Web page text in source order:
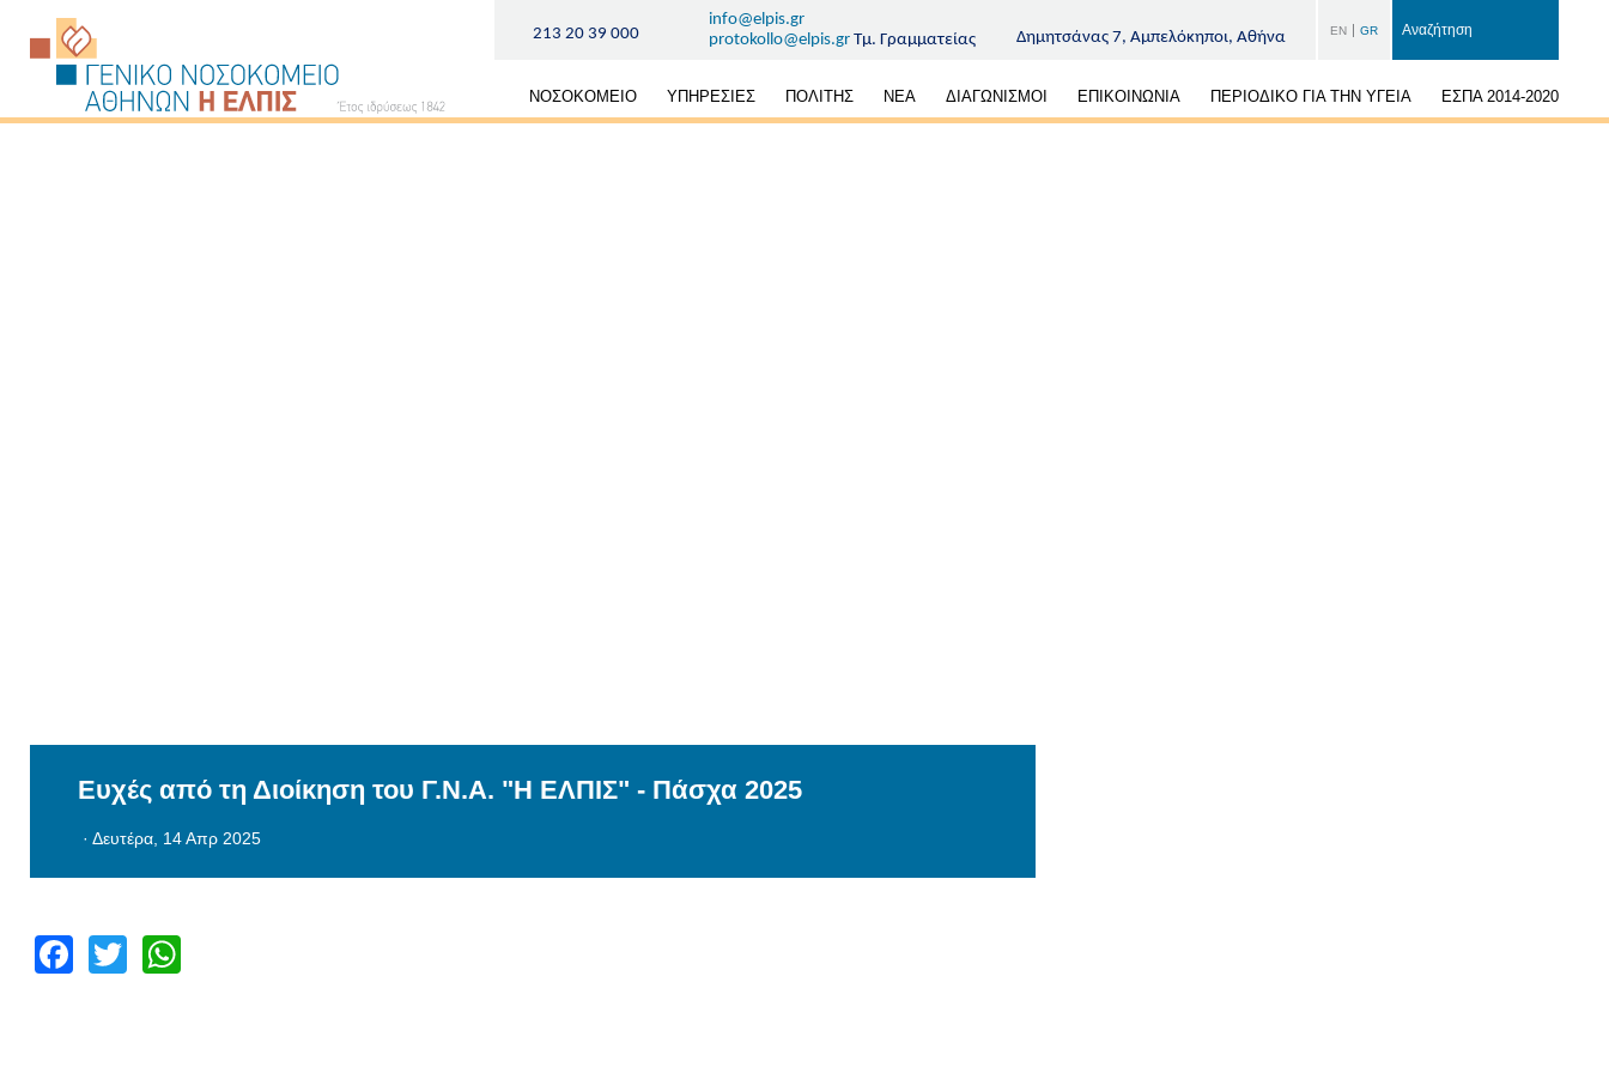
213 20 39 000
info@elpis.gr
protokollo@elpis.gr Τμ. Γραμματείας Δημητσάνας 7, Αμπελόκηποι, Αθήνα EN GR
Κεντρική
πλοήγηση
ΝΟΣΟΚΟΜΕΙΟ ΥΠΗΡΕΣΙΕΣ ΠΟΛΙΤΗΣ ΝΕΑ ΔΙΑΓΩΝΙΣΜΟΙ ΕΠΙΚΟΙΝΩΝΙΑ ΠΕΡΙΟΔΙΚΟ ΓΙΑ ΤΗΝ ΥΓΕΙΑ ΕΣΠΑ 2014-2020
Ευχές από τη Διοίκηση του Γ.Ν.Α. "Η ΕΛΠΙΣ" - Πάσχα 2025
· Δευτέρα, 14 Απρ 2025
Facebook
Twitter